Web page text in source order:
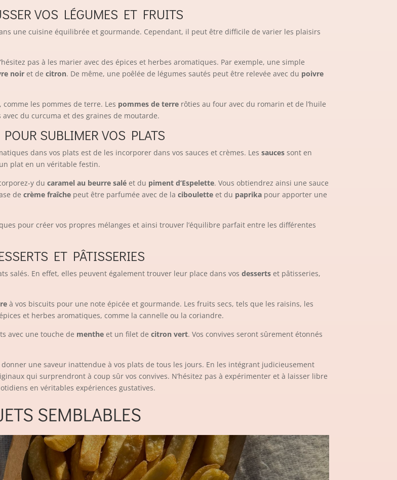
VOS LÉGUMES ET FRUITS
une cuisine équilibrée et gourmande. Cependant, il peut être difficile de varier les plaisirs
pas à les marier avec des épices et herbes aromatiques. Par exemple, une simple
noir et decitron. De même, une poêlée de légumes sautés peut être relevée avec du poivre
les pommes de terre. Les pommes de terre rôties au four avec du romarin et de l’huile
du curcuma et des graines de moutarde.
SUBLIMER VOS PLATS
dans vos plats est de les incorporer dans vos sauces et crèmes. Lessauces sont en
plat en un véritable festin.
y ducaramel au beurre salé et du piment d’Espelette. Vous obtiendrez ainsi une sauce
decrème fraîche peut être parfumée avec de laciboulette et du paprika pour apporter une
pour créer vos propres mélanges et ainsi trouver l’équilibre parfait entre les différentes
ET PÂTISSERIES
salés. En effet, elles peuvent également trouver leur place dans vosdesserts et pâtisseries,
à vos biscuits pour une note épicée et gourmande. Les fruits secs, tels que les raisins, les
et herbes aromatiques, comme la cannelle ou la coriandre.
avec une touche de menthe et un filet decitron vert. Vos convives seront sûrement étonnés
une saveur inattendue à vos plats de tous les jours. En les intégrant judicieusement
qui surprendront à coup sûr vos convives. N’hésitez pas à expérimenter et à laisser libre
en véritables expériences gustatives.
SEMBLABLES